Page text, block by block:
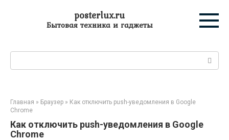
posterlux.ru
Бытовая техника и гаджеты
Главная » Браузер » Как отключить push-уведомления в Google
Chrome
Как отключить push-уведомления в Google
Chrome